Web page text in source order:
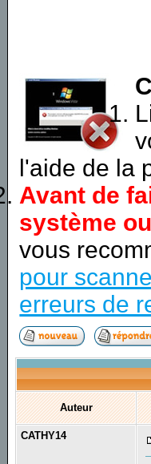
l'aide de la
Avant de
système
vous
pour
erreurs de
Auteur
CATHY14